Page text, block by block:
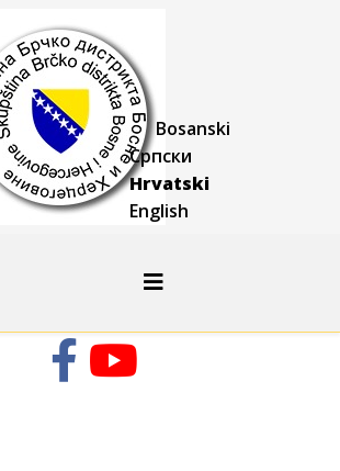
Bosanski
Српски
Hrvatski
English